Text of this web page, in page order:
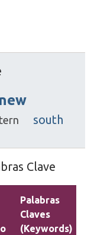
new
south
Clave
Palabras
Claves
(Keywords)